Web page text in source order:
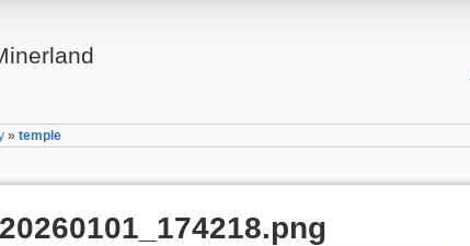
»temple